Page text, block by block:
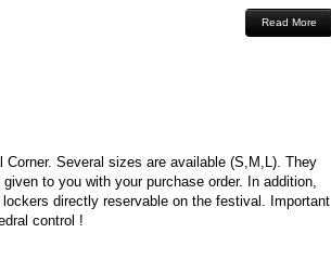
Read More
Several sizes are available (S,M,L). They
to you with your purchase order. In addition,
directly reservable on the festival. Important
control !